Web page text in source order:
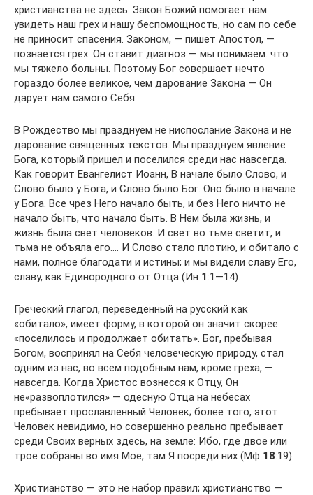
христианства не здесь. Закон Божий помогает нам
увидеть наш грех и нашу беспомощность, но сам по себе
не приносит спасения. Законом, — пишет Апостол, —
познается грех. Он ставит диагноз — мы понимаем. что
мы тяжело больны. Поэтому Бог совершает нечто
гораздо более великое, чем дарование Закона — Он
дарует нам самого Себя.
В Рождество мы празднуем не ниспослание Закона и не
дарование священных текстов. Мы празднуем явление
Бога, который пришел и поселился среди нас навсегда.
Как говорит Евангелист Иоанн, В начале было Слово, и
Слово было у Бога, и Слово было Бог. Оно было в начале
у Бога. Все чрез Него начало быть, и без Него ничто не
начало быть, что начало быть. В Нем была жизнь, и
жизнь была свет человеков. И свет во тьме светит, и
тьма не объяла его…. И Слово стало плотию, и обитало с
нами, полное благодати и истины; и мы видели славу Его,
славу, как Единородного от Отца (Ин 1:1—14).
Греческий глагол, переведенный на русский как
«обитало», имеет форму, в которой он значит скорее
«поселилось и продолжает обитать». Бог, пребывая
Богом, воспринял на Себя человеческую природу, стал
одним из нас, во всем подобным нам, кроме греха, —
навсегда. Когда Христос вознесся к Отцу, Он
не«развоплотился» — одесную Отца на небесах
пребывает прославленный Человек; более того, этот
Человек невидимо, но совершенно реально пребывает
среди Своих верных здесь, на земле: Ибо, где двое или
трое собраны во имя Мое, там Я посреди них (Мф 18:19).
Христианство — это не набор правил; христианство —